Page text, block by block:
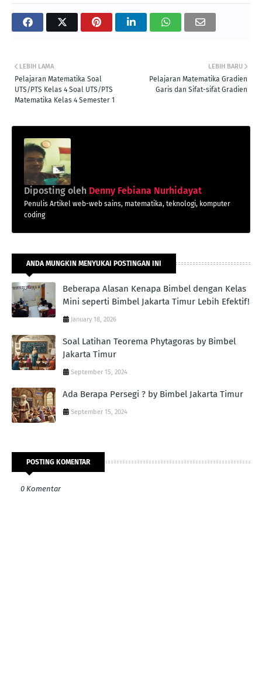
LEBIH BARU
Pelajaran Matematika Gradien
Garis dan Sifat-sifat Gradien
LEBIH LAMA
Pelajaran Matematika Soal
UTS/PTS Kelas 4 Soal UTS/PTS
Matematika Kelas 4 Semester 1
Diposting oleh Denny Febiana Nurhidayat
Penulis Artikel web-web sains, matematika, teknologi, komputer
coding
ANDA MUNGKIN MENYUKAI POSTINGAN INI
Beberapa Alasan Kenapa Bimbel dengan Kelas
Mini seperti Bimbel Jakarta Timur Lebih Efektif!
January 18, 2026
Soal Latihan Teorema Phytagoras by Bimbel
Jakarta Timur
September 15, 2024
Ada Berapa Persegi ? by Bimbel Jakarta Timur
September 15, 2024
POSTING KOMENTAR
0 Komentar